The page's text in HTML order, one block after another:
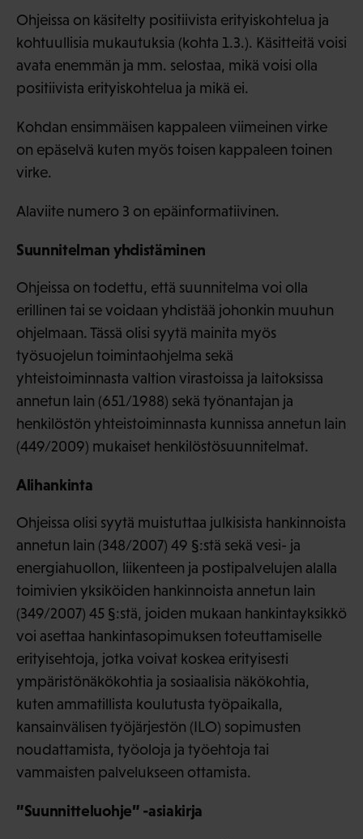
Ohjeissa on käsitelty positiivista erityiskohtelua ja
kohtuullisia mukautuksia (kohta 1.3.). Käsitteitä voisi
avata enemmän ja mm. selostaa, mikä voisi olla
positiivista erityiskohtelua ja mikä ei.
Kohdan ensimmäisen kappaleen viimeinen virke
on epäselvä kuten myös toisen kappaleen toinen
virke.
Alaviite numero 3 on epäinformatiivinen.
Suunnitelman yhdistäminen
Ohjeissa on todettu, että suunnitelma voi olla
erillinen tai se voidaan yhdistää johonkin muuhun
ohjelmaan. Tässä olisi syytä mainita myös
työsuojelun toimintaohjelma sekä
yhteistoiminnasta valtion virastoissa ja laitoksissa
annetun lain (651/1988) sekä työnantajan ja
henkilöstön yhteistoiminnasta kunnissa annetun lain
(449/2009) mukaiset henkilöstösuunnitelmat.
Alihankinta
Ohjeissa olisi syytä muistuttaa julkisista hankinnoista
annetun lain (348/2007) 49 §:stä sekä vesi- ja
energiahuollon, liikenteen ja postipalvelujen alalla
toimivien yksiköiden hankinnoista annetun lain
(349/2007) 45 §:stä, joiden mukaan hankintayksikkö
voi asettaa hankintasopimuksen toteuttamiselle
erityisehtoja, jotka voivat koskea erityisesti
ympäristönäkökohtia ja sosiaalisia näkökohtia,
kuten ammatillista koulutusta työpaikalla,
kansainvälisen työjärjestön (ILO) sopimusten
noudattamista, työoloja ja työehtoja tai
vammaisten palvelukseen ottamista.
”Suunnitteluohje” -asiakirja